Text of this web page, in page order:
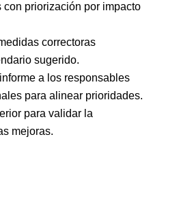
con priorización por impacto
correctoras
sugerido.
a los responsables
para alinear prioridades.
para validar la
mejoras.